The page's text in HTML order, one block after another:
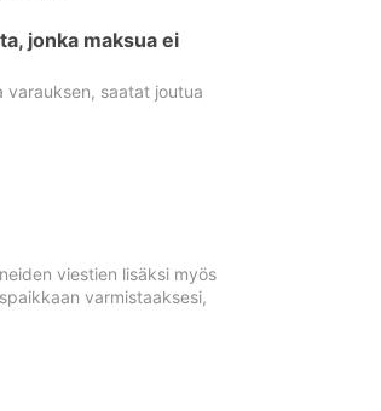
jonka maksua ei
varauksen, saatat joutua
viestien lisäksi myös
varmistaaksesi,